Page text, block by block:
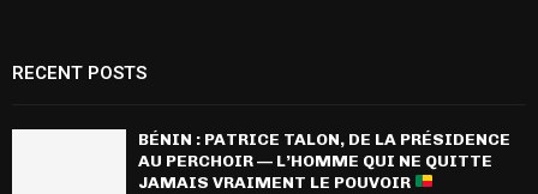
RECENT POSTS
BÉNIN : PATRICE TALON, DE LA PRÉSIDENCE
AU PERCHOIR — L’HOMME QUI NE QUITTE
JAMAIS VRAIMENT LE POUVOIR